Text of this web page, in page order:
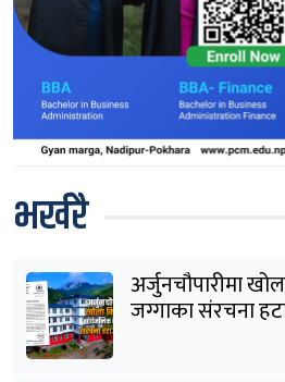
भर्खरै
अर्जुनचौपारीमा
जग्गाका संरचना